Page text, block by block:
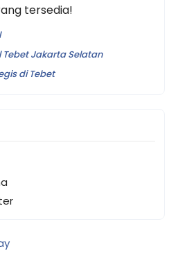
tersedia!
Tebet Jakarta Selatan
di Tebet